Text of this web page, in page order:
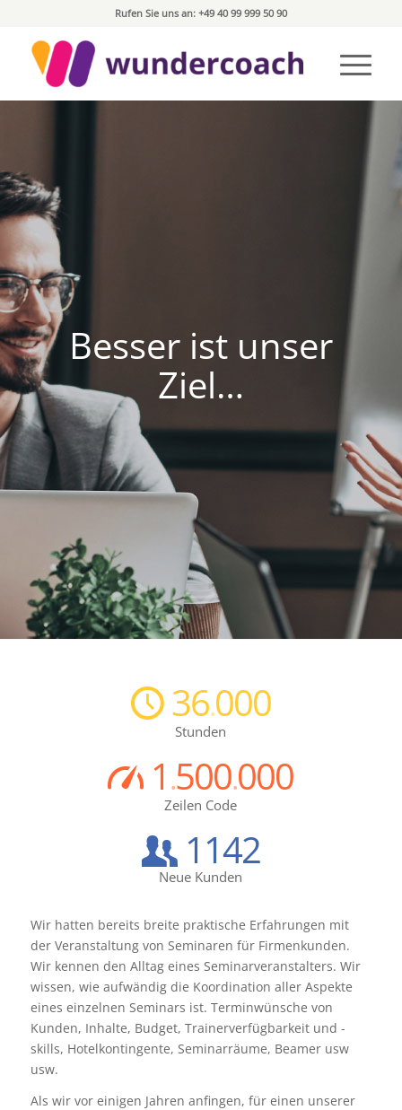
Rufen Sie uns an: +49 40 99 999 50 90
Besser ist unser
Ziel…
36.000
Stunden
1 .500.000
Zeilen Code
1142
Neue Kunden
Wir hatten bereits breite praktische Erfahrungen mit
der Veranstaltung von Seminaren für Firmenkunden.
Wir kennen den Alltag eines Seminarveranstalters. Wir
wissen, wie aufwändig die Koordination aller Aspekte
eines einzelnen Seminars ist. Terminwünsche von
Kunden, Inhalte, Budget, Trainerverfügbarkeit und -
skills, Hotelkontingente, Seminarräume, Beamer usw
usw.
Als wir vor einigen Jahren anfingen, für einen unserer